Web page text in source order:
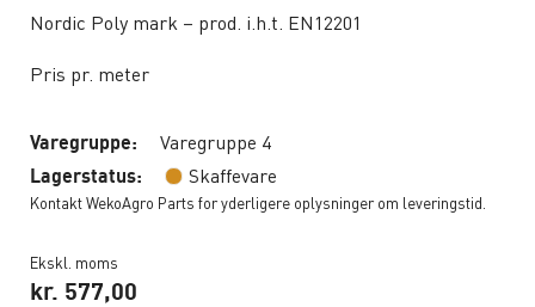
Nordic Poly mark – prod. i.h.t. EN12201
Pris pr. meter
Varegruppe: Varegruppe 4
Lagerstatus: Skaffevare
Kontakt WekoAgro Parts for yderligere oplysninger om leveringstid.
Ekskl. moms
kr. 577,00